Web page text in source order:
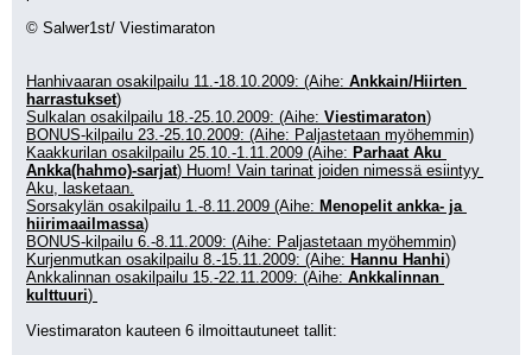
© Salwer1st/ Viestimaraton
Hanhivaaran osakilpailu 11.-18.10.2009: (Aihe: Ankkain/Hiirten
harrastukset)
Sulkalan osakilpailu 18.-25.10.2009: (Aihe: Viestimaraton)
BONUS-kilpailu 23.-25.10.2009: (Aihe: Paljastetaan myöhemmin)
Kaakkurilan osakilpailu 25.10.-1.11.2009 (Aihe: Parhaat Aku
Ankka(hahmo)-sarjat) Huom! Vain tarinat joiden nimessä esiintyy
Aku, lasketaan.
Sorsakylän osakilpailu 1.-8.11.2009 (Aihe: Menopelit ankka- ja
hiirimaailmassa)
BONUS-kilpailu 6.-8.11.2009: (Aihe: Paljastetaan myöhemmin)
Kurjenmutkan osakilpailu 8.-15.11.2009: (Aihe: Hannu Hanhi)
Ankkalinnan osakilpailu 15.-22.11.2009: (Aihe: Ankkalinnan
kulttuuri)
Viestimaraton kauteen 6 ilmoittautuneet tallit: